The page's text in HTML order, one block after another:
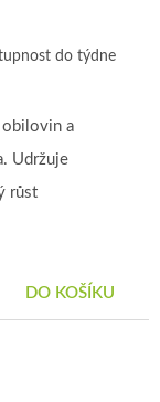
do týdne
DO KOŠÍKU
obilovin a
Udržuje
růst